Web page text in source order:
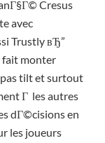
Cresus
avec
Trustly вЂ”
fait monter
tilt et surtout
Г les autres
dГ©cisions en
les joueurs